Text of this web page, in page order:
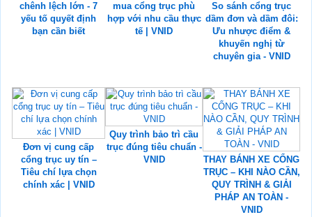
chênh lệch lớn - 7
yếu tố quyết định
bạn cần biết
mua cổng trục phù
hợp với nhu cầu thực
tế | VNID
So sánh cổng trục
dầm đơn và dầm đôi:
Ưu nhược điểm &
khuyến nghị từ
chuyên gia - VNID
Đơn vị cung cấp
cổng trục uy tín –
Tiêu chí lựa chọn
chính xác | VNID
Quy trình bảo trì cầu
trục đúng tiêu chuẩn -
VNID
THAY BÁNH XE CỔNG
TRỤC – KHI NÀO CẦN,
QUY TRÌNH & GIẢI
PHÁP AN TOÀN -
VNID